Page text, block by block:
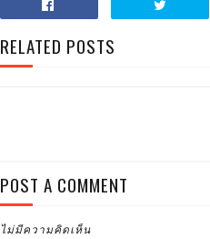
RELATED POSTS
POST A COMMENT
ไม่มีความคิดเห็น